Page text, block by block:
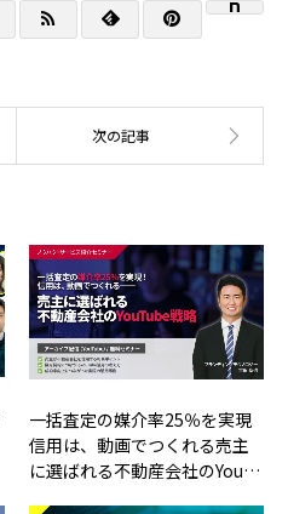
一括査定の媒介率25％を実現
信用は、動画でつくれる売主
に選ばれる不動産会社のYou…